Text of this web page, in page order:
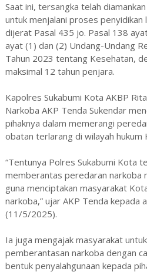
Saat ini, tersangka telah
untuk menjalani proses penyidikan
dijerat Pasal 435 jo. Pasal 138
ayat (1) dan (2) Undang-Undang
Tahun 2023 tentang Kesehatan,
maksimal 12 tahun penjara.
Kapolres Sukabumi Kota AKBP
Narkoba AKP Tenda Sukendar
pihaknya dalam memerangi
obatan terlarang di wilayah hukum
“Tentunya Polres Sukabumi Kota
memberantas peredaran narkoba
guna menciptakan masyarakat
narkoba,” ujar AKP Tenda kepada
(11/5/2025).
Ia juga mengajak masyarakat
pemberantasan narkoba dengan
bentuk penyalahgunaan kepada